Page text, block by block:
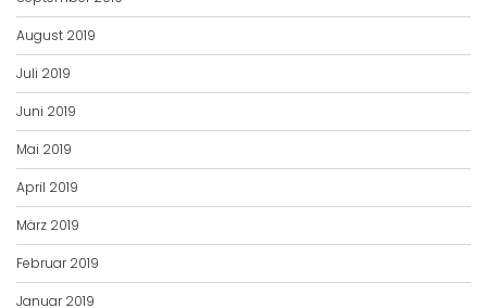
August 2019
Juli 2019
Juni 2019
Mai 2019
April 2019
März 2019
Februar 2019
Januar 2019